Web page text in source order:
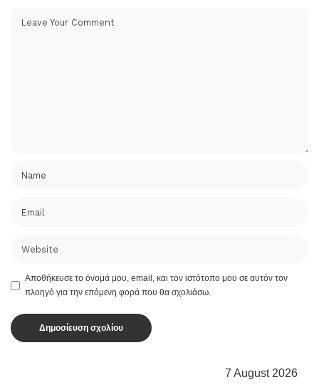
Αποθήκευσε το όνομά μου, email, και τον ιστότοπο μου σε αυτόν τον
πλοηγό για την επόμενη φορά που θα σχολιάσω.
7 August 2026